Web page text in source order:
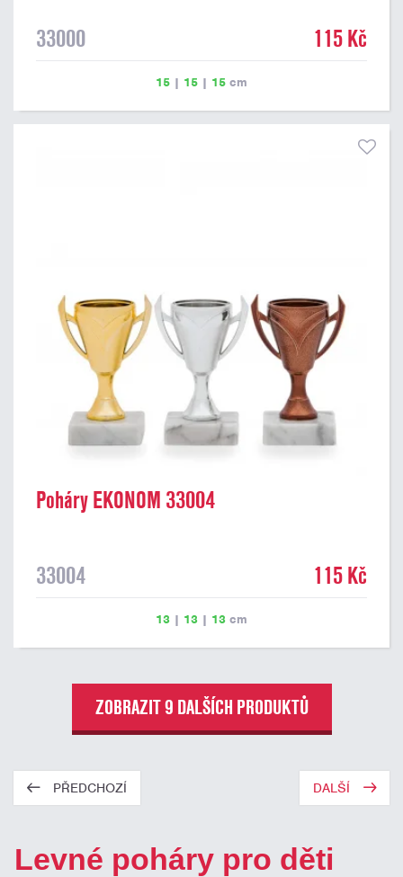
33000 115 Kč
15 | 15 | 15 cm
Poháry EKONOM 33004
33004 115 Kč
13 | 13 | 13 cm
ZOBRAZIT 9 DALŠÍCH PRODUKTŮ
PŘEDCHOZÍ DALŠÍ
Levné poháry pro děti